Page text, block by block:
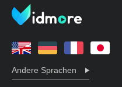
Andere Sprachen